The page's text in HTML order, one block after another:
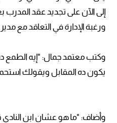
إلى الآن على تجديد عقد المدرب
ورغبة الإدارة في التعاقد مع
وكتب معتمد جمال: "إيه الطمع
يكون ده المقابل ويقولك
وأضاف: "ما هو عشان ابن النادي